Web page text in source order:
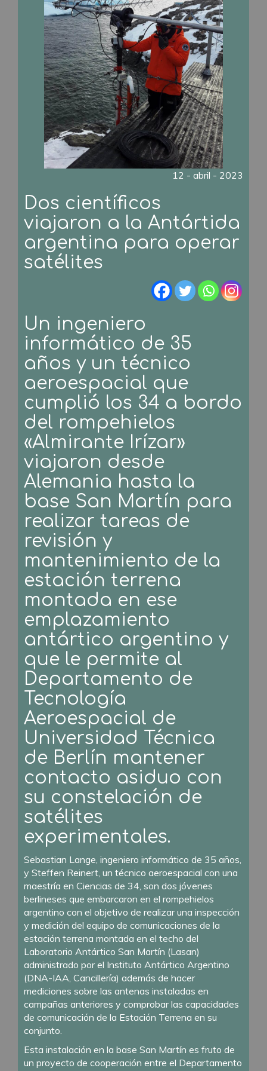
12 - abril - 2023
Dos científicos
viajaron a la Antártida
argentina para operar
satélites
Un ingeniero
informático de 35
años y un técnico
aeroespacial que
cumplió los 34 a bordo
del rompehielos
«Almirante Irízar»
viajaron desde
Alemania hasta la
base San Martín para
realizar tareas de
revisión y
mantenimiento de la
estación terrena
montada en ese
emplazamiento
antártico argentino y
que le permite al
Departamento de
Tecnología
Aeroespacial de
Universidad Técnica
de Berlín mantener
contacto asiduo con
su constelación de
satélites
experimentales.
Sebastian Lange, ingeniero informático de 35 años,
y Steffen Reinert, un técnico aeroespacial con una
maestría en Ciencias de 34, son dos jóvenes
berlineses que embarcaron en el rompehielos
argentino con el objetivo de realizar una inspección
y medición del equipo de comunicaciones de la
estación terrena montada en el techo del
Laboratorio Antártico San Martín (Lasan)
administrado por el Instituto Antártico Argentino
(DNA-IAA, Cancillería) además de hacer
mediciones sobre las antenas instaladas en
campañas anteriores y comprobar las capacidades
de comunicación de la Estación Terrena en su
conjunto.
Esta instalación en la base San Martín es fruto de
un proyecto de cooperación entre el Departamento